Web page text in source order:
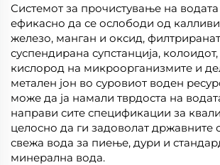
Системот за прочистување на
ефикасно да се ослободи од
железо, манган и оксид,
суспендирана супстанција,
кислород на микроорганизмите и
метален јон во суровиот воден
може да ја намали тврдоста на
направи сите спецификации за
целосно да ги задоволат државните
свежа вода за пиење, дури и
минерална вода.